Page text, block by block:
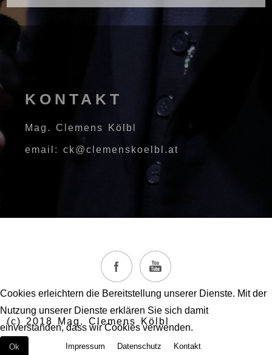
KONTAKT
Mag. Clemens Kölbl
email: ck@clemenskoelbl.at
(c) 2018 Mag. Clemens Kölbl
Impressum Datenschutz Kontakt
Cookies erleichtern die Bereitstellung unserer Dienste. Mit der
Nutzung unserer Dienste erklären Sie sich damit
einverstanden, dass wir Cookies verwenden.
Ok